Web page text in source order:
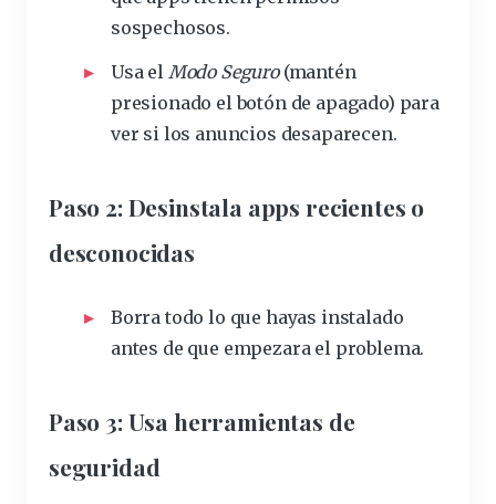
sospechosos.
Usa el Modo Seguro(mantén
presionado el botón de apagado) para
ver si los anuncios desaparecen.
Paso 2: Desinstala apps recientes o
desconocidas
Borra todo lo que hayas instalado
antes de que empezara el problema.
Paso 3: Usa herramientas de
seguridad